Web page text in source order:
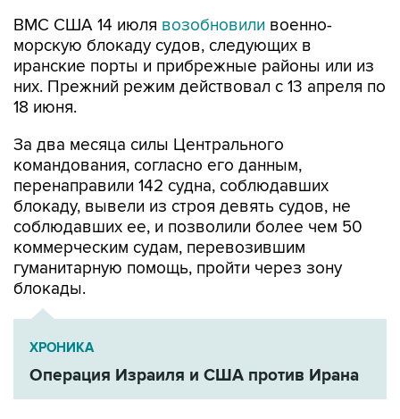
ВМС США 14 июля возобновили военно-
морскую блокаду судов, следующих в
иранские порты и прибрежные районы или из
них. Прежний режим действовал с 13 апреля по
18 июня.
За два месяца силы Центрального
командования, согласно его данным,
перенаправили 142 судна, соблюдавших
блокаду, вывели из строя девять судов, не
соблюдавших ее, и позволили более чем 50
коммерческим судам, перевозившим
гуманитарную помощь, пройти через зону
блокады.
ХРОНИКА
Операция Израиля и США против Ирана